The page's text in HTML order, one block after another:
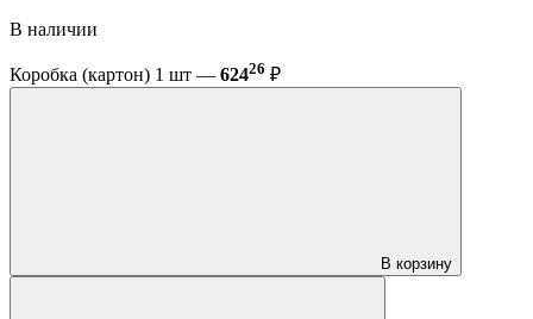
В наличии
Коробка (картон) 1 шт — 62426 ₽
В корзину